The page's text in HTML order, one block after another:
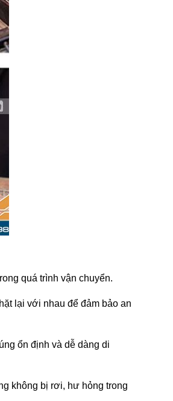
quá trình vận chuyển.
lại với nhau để đảm bảo an
ổn định và dễ dàng di
không bị rơi, hư hỏng trong